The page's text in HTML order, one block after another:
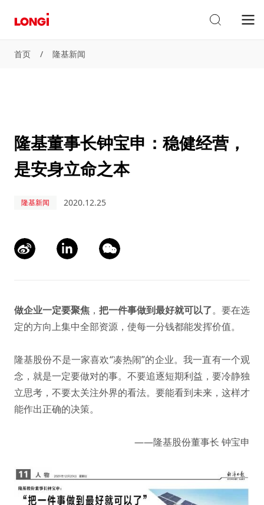
首页 / 隆基新闻
隆基董事长钟宝申：稳健经营，
是安身立命之本
隆基新闻 2020.12.25
做企业一定要聚焦 ， 把一件事做到最好就可以了。要在选
定的方向上集中全部资源，使每一分钱都能发挥价值。
隆基股份不是一家喜欢“凑热闹”的企业。我一直有一个观
念，就是一定要做对的事。不要追逐短期利益，要冷静独
立思考，不要太关注外界的看法。要能看到未来，这样才
能作出正确的决策。
——隆基股份董事长 钟宝申